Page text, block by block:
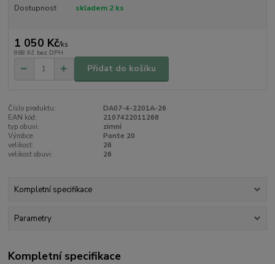
Dostupnost skladem 2 ks
1 050 Kč/ks
868 Kč bez DPH
Přidat do košíku
Číslo produktu:
DA07-4-2201A-26
EAN kód:
2107422011268
typ obuvi:
zimní
Výrobce:
Ponte 20
velikost:
26
velikost obuvi:
26
Kompletní specifikace
Parametry
Kompletní specifikace